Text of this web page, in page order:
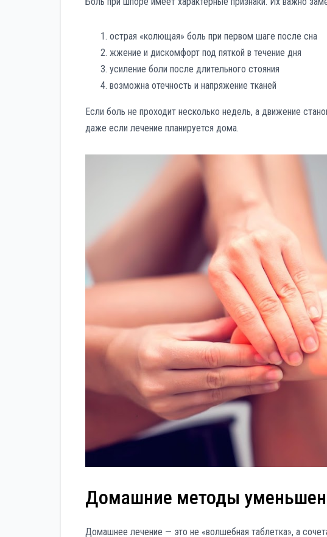
острая «колющая» боль при первом шаге после сна
жжение и дискомфорт под пяткой в течение дня
усиление боли после длительного стояния
возможна отечность и напряжение тканей
Если боль не проходит несколько недель, а движение
даже если лечение планируется дома.
Домашние методы
Домашнее лечение — это не «волшебная таблетка», а